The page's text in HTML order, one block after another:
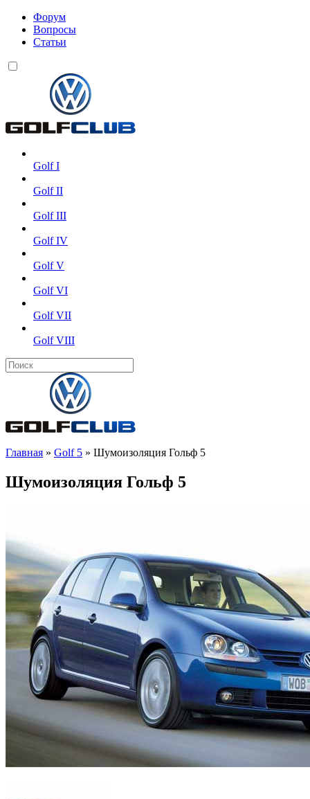
Форум
Вопросы
Статьи
Golf I
Golf II
Golf III
Golf IV
Golf V
Golf VI
Golf VII
Golf VIII
Главная » Golf 5 » Шумоизоляция Гольф 5
Шумоизоляция Гольф 5